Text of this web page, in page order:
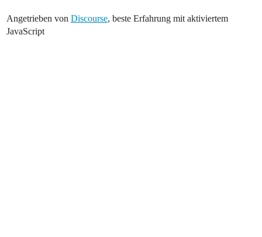
Angetrieben von Discourse, beste Erfahrung mit aktiviertem
JavaScript